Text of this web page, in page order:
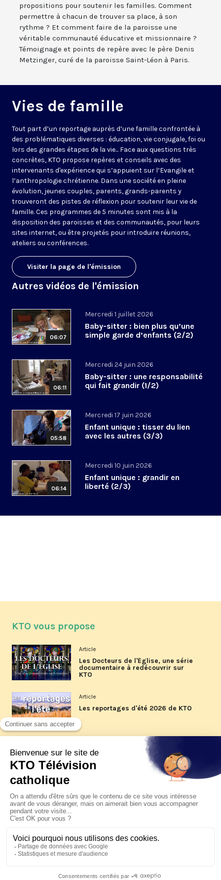
propositions pour soutenir les familles. Comment
permettre à chacun de trouver sa place, à son
rythme ? Et comment faire de la paroisse une
véritable communauté éducative et missionnaire ?
Témoignage et points de repère avec le père Denis
Metzinger, curé de la paroisse Saint-Léon à Paris.
Vies de famille
Tout part d’un reportage auprès d’une famille confrontée à
des problématiques diverses : éducation, vie conjugale, foi ou
lors des grandes étapes de la vie... Face aux questions très
concrètes, KTO propose repères et conseils avec des
intervenants d'expérience qui s’appuient sur l’Evangile et
l’anthropologie chrétienne. Dans une société en pleine
évolution, jeunes couples, parents, grands-parents y
trouveront des pistes de réflexion pour soutenir leur vie de
famille. Ces programmes de 5 minutes sont mis à la
disposition des paroisses et des communautés, pour leurs
sites internet, ou être projetés pour introduire réunions,
ateliers ou conférences.
Visiter la page de l'émission
Autres vidéos de l'émission
06:07
Mercredi 1 juillet 2026
Baby-sitter : bien plus qu’une
simple garde d’enfants (2/2)
06:11
Mercredi 24 juin 2026
Baby-sitter : une responsabilité
qui fait grandir (1/2)
05:58
Mercredi 17 juin 2026
Enfant unique : tisser du lien
avec les autres (3/3)
06:14
Mercredi 10 juin 2026
Enfant unique : grandir en
liberté (2/3)
KTO vous propose
Article
Les Docteurs de l'Église, une série
documentaire à redécouvrir sur
KTO
Article
Les reportages d'été 2026 de KTO
La visite pastorale du pape Léon
XIV à Assise à suivre sur KTO le
jeudi 6 août
Le pape en Uruguay, Argentine et
Pérou du 6 au 17 novembre 2026
© KTO 2026 —Contact